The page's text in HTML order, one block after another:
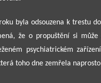
byla odsouzena k trestu
že o propuštění si
psychiatrickém
toho dne zemřela